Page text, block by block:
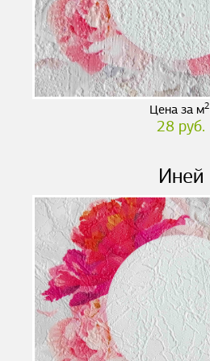
Цена за м2
28 руб.
Иней